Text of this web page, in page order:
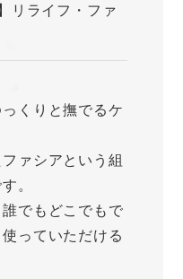
リライフ・ファ
くりと撫でるケ
ァシアという組
。
でもどこでもで
っていただける